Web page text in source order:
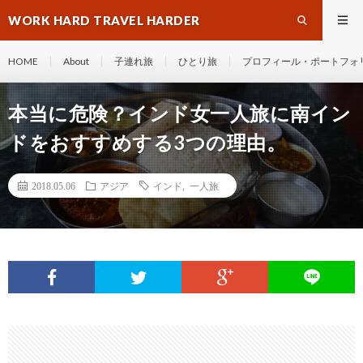
WORK HARD TRAVEL HARDER
HOME About 子連れ旅 ひとり旅 プロフィール・ポートフ
本当に危険？インド女一人旅に南イン
ドをおすすめする3つの理由。
2018.05.06 アジア インド 一人旅